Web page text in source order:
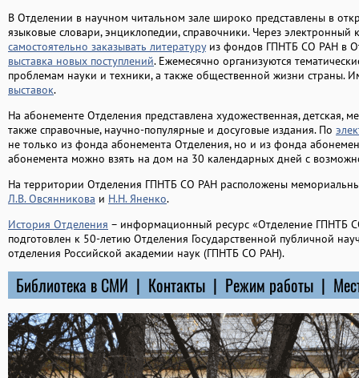
В Отделении в научном читальном зале широко представлены в
языковые словари, энциклопедии, справочники. Через электронный
самостоятельно заказывать литературуиз фондов ГПНТБ СО РАН в
выставка новых поступлений. Ежемесячно организуются
проблемам науки и техники, а также общественной жизни страны.
выставок.
На абонементе Отделения представлена художественная, детская,
также справочные, научно-популярные и досуговые издания. По
не только из фонда абонемента Отделения, но и из фонда
абонемента можно взять на дом на 30 календарных дней с
На территории Отделения ГПНТБ СО РАН расположены
Л.В. Овсянникова и Н.Н. Яненко.
История Отделения – информационный ресурс «Отделение ГПНТБ
подготовлен к 50-летию Отделения Государственной публичной
отделения Российской академии наук (ГПНТБ СО РАН).
Библиотека в СМИ | Контакты | Режим работы |